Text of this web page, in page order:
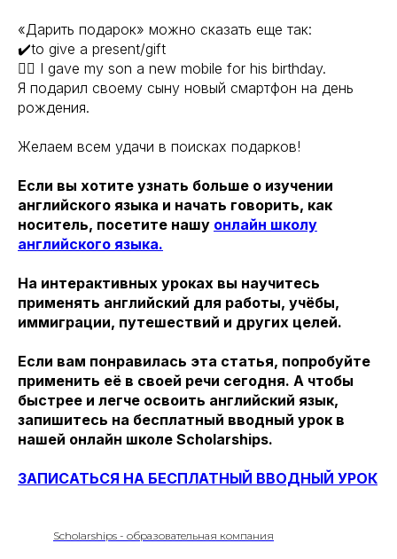
«Дарить подарок» можно сказать еще так:
✔️to give a present/gift
✍🏼 I gave my son a new mobile for his birthday.
Я подарил своему сыну новый смартфон на день
рождения.
Желаем всем удачи в поисках подарков!
Если вы хотите узнать больше о изучении
английского языка и начать говорить, как
носитель, посетите нашу онлайн школу
английского языка.
На интерактивных уроках вы научитесь
применять английский для работы, учёбы,
иммиграции, путешествий и других целей.
Если вам понравилась эта статья, попробуйте
применить её в своей речи сегодня. А чтобы
быстрее и легче освоить английский язык,
запишитесь на бесплатный вводный урок в
нашей онлайн школе Scholarships.
ЗАПИСАТЬСЯ НА БЕСПЛАТНЫЙ ВВОДНЫЙ УРОК
Scholarships - образовательная компания